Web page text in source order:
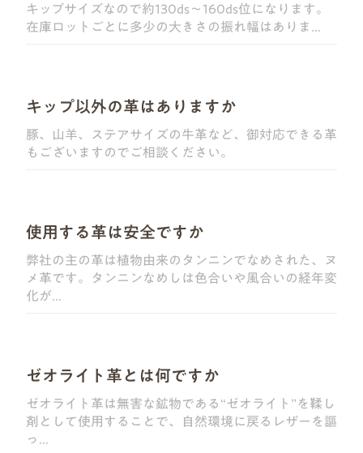
キップサイズなので約130ds～160ds位になります。
在庫ロットごとに多少の大きさの振れ幅はありま...
キップ以外の革はありますか
豚、山羊、ステアサイズの牛革など、御対応できる革
もございますのでご相談ください。
使用する革は安全ですか
弊社の主の革は植物由来のタンニンでなめされた、ヌ
メ革です。タンニンなめしは色合いや風合いの経年変
化が...
ゼオライト革とは何ですか
ゼオライト革は無害な鉱物である“ゼオライト”を鞣し
剤として使用することで、自然環境に戻るレザーを謳
っ...